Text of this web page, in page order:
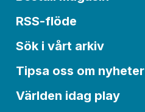
RSS-flöde
Sök i vårt arkiv
Tipsa oss om nyheter
Världen idag play